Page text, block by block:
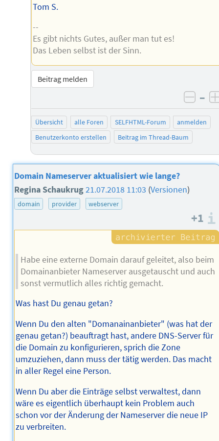
Tom S.
--
Es gibt nichts Gutes, außer man tut es!
Das Leben selbst ist der Sinn.
Beitrag melden
–
Übersicht alle Foren SELFHTML-Forum
anmelden
Benutzerkonto erstellen
Beitrag im Thread-Baum
Domain Nameserver aktualisiert wie lange?
Regina Schaukrug21.07.2018 11:03 (Versionen)
domain provider webserver
+1
Habe eine externe Domain darauf geleitet, also beim
Domainanbieter Nameserver ausgetauscht und auch
sonst vermutlich alles richtig gemacht.
Was hast Du genau getan?
Wenn Du den alten "Domanainanbieter" (was hat der
genau getan?) beauftragt hast, andere DNS-Server für
die Domain zu konfigurieren, sprich die Zone
umzuziehen, dann muss der tätig werden. Das macht
in aller Regel eine Person.
Wenn Du aber die Einträge selbst verwaltest, dann
wäre es eigentlich überhaupt kein Problem auch
schon vor der Änderung der Nameserver die neue IP
zu verbreiten.